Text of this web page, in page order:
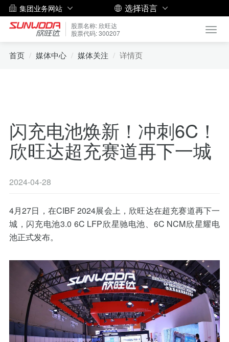
集团业务网站 选择语言
股票名称: 欣旺达
股票代码: 300207
首页 媒体中心 媒体关注 详情页
闪充电池焕新！冲刺6C！
欣旺达超充赛道再下一城
2024-04-28
4月27日，在CIBF 2024展会上，欣旺达在超充赛道再下一
城，闪充电池3.0 6C LFP欣星驰电池、6C NCM欣星耀电
池正式发布。